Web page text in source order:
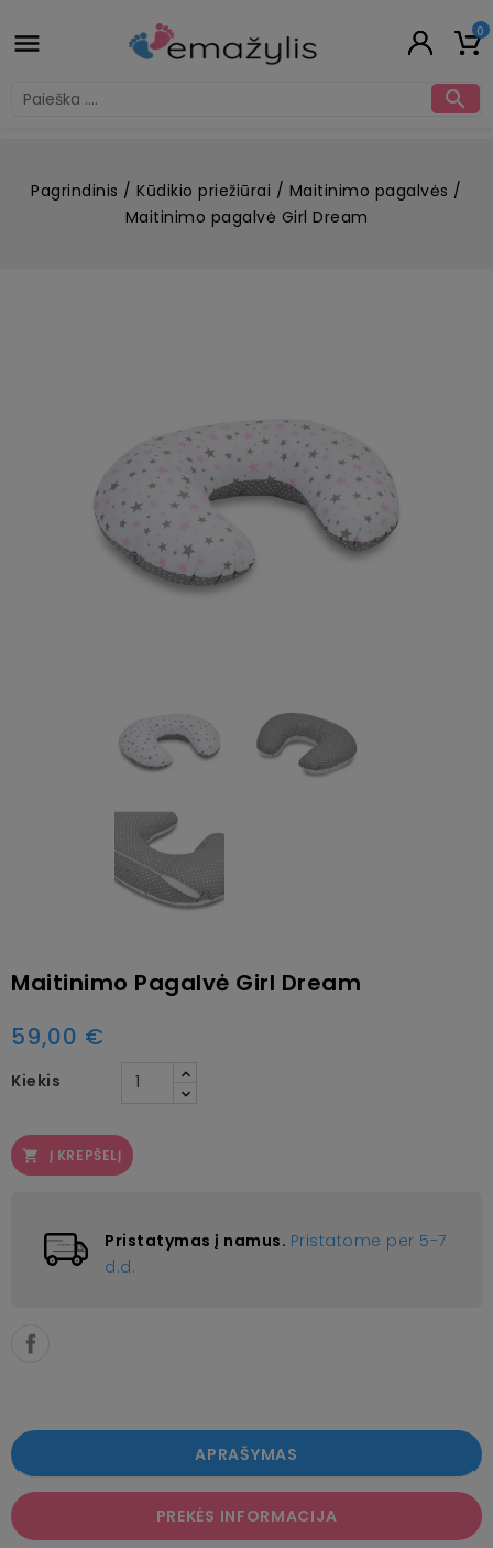
 0

Pagrindinis Kūdikio priežiūrai
Maitinimo pagalvės
Maitinimo pagalvė Girl Dream
Maitinimo Pagalvė Girl Dream
59,00 €
Kiekis
 Į KREPŠELĮ
Pristatymas į namus. Pristatome per 5-7
d.d.
APRAŠYMAS
PREKĖS INFORMACIJA